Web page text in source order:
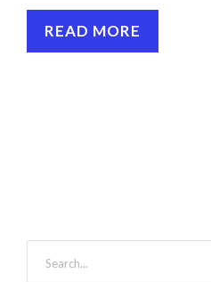
READ MORE